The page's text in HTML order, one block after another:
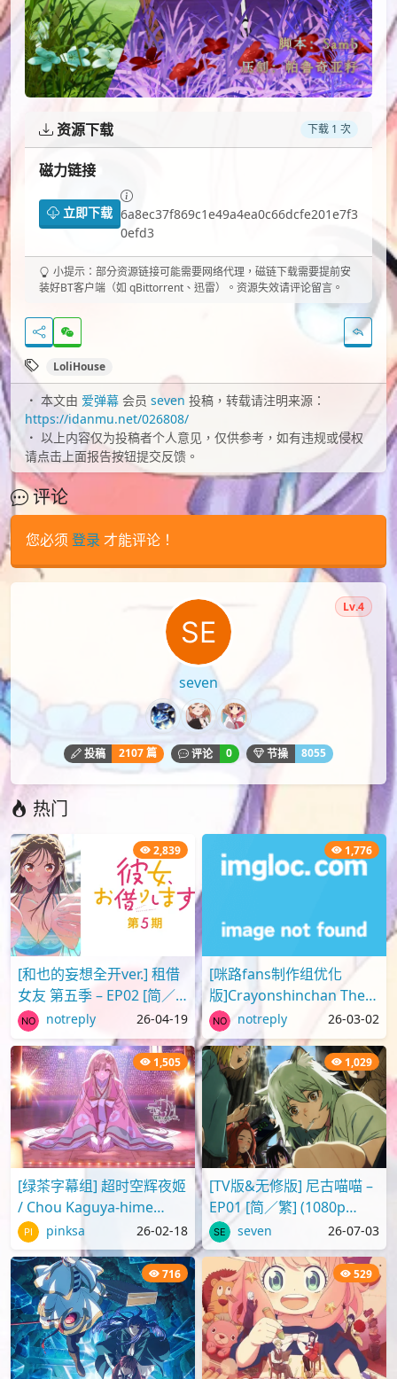
资源下载 下载 1 次
磁力链接
立即下载 6a8ec37f869c1e49a4ea0c66dcfe201e7f3
0efd3
小提示：部分资源链接可能需要网络代理，磁链下载需要提前安
装好BT客户端（如 qBittorrent、迅雷）。资源失效请评论留言。
LoliHouse
本文由 爱弹幕 会员 seven 投稿，转载请注明来源：
https://idanmu.net/026808/
以上内容仅为投稿者个人意见，仅供参考，如有违规或侵权
请点击上面报告按钮提交反馈。
评论
您必须登录 才能评论！
seven
Lv.4
投稿 2107 篇 评论 0 节操 8055
热门
2,839
[和也的妄想全开ver.] 租借
女友 第五季 – EP02 [简／
繁] (1080p H.264 AAC
SRTx2) {出租女友 | 彼..
notreply 26-04-19
1,776
[咪路fans制作组优化
版]Crayonshinchan The
Movie 2025 蜡笔小新剧场
版2025 超华丽！灼热的春
日部舞者们[..
notreply 26-03-02
1,505
[绿茶字幕组] 超时空辉夜姬
/ Chou Kaguya-hime
[Movie][WebRip][1080p]
[简繁日内封]
pinksa 26-02-18
1,029
[TV版&无修版] 尼古喵喵 –
EP01 [简／繁] (1080p
H.264 AAC SRTx2) {Yani
Neko | ヤニねこ | C..
seven 26-07-03
716 529